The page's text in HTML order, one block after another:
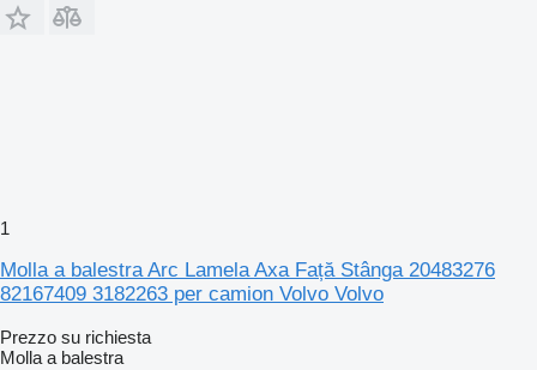
1
Molla a balestra Arc Lamela Axa Față Stânga 20483276
82167409 3182263 per camion Volvo Volvo
Prezzo su richiesta
Molla a balestra